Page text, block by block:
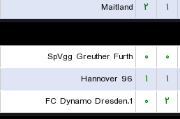
۱ ۲
Maitland
۰ ۰
SpVgg Greuther Furth
۱ ۱
Hannover 96
۲ ۰
1.FC Dynamo Dresden